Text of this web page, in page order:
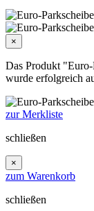
×
Das Produkt
wurde erfolgreich
zur Merkliste
schließen
×
zum Warenkorb
schließen